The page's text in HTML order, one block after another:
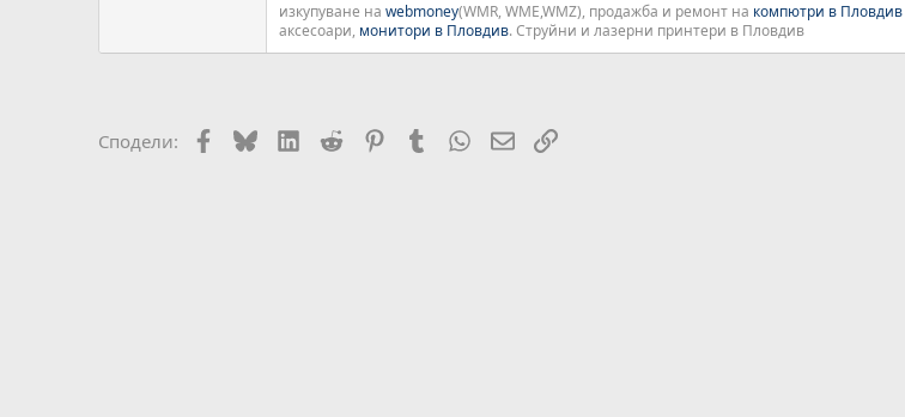
изкупуване на webmoney(WMR, WME,WMZ), продажба и ремонт на компютри в Пловдив
аксесоари, монитори в Пловдив. Струйни и лазерни принтери в Пловдив
Сподели: Facebook
BlueskyLinkedIn
Reddit PinterestTumblr WhatsApp
EmailLink